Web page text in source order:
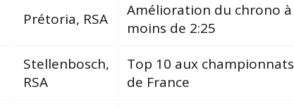
Prétoria, RSA
Amélioration du chrono à
moins de 2:25
Stellenbosch,
RSA
Top 10 aux championnats
de France